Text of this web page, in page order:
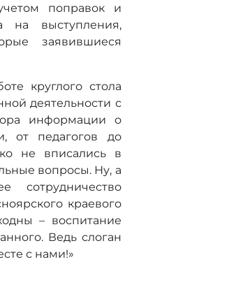
поправок и
на выступления,
заявившиеся
круглого стола
деятельности с
информации о
от педагогов до
не вписались в
вопросы. Ну, а
сотрудничество
краевого
– воспитание
Ведь слоган
с нами!»